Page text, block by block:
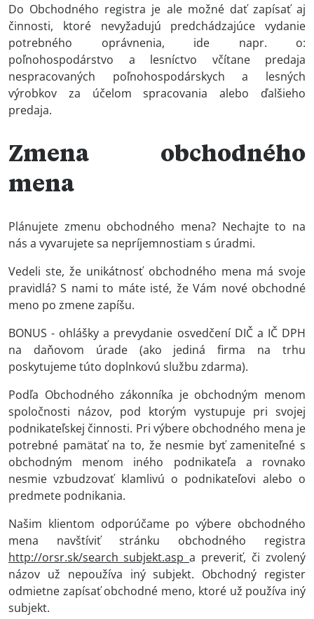
Do Obchodného registra je ale možné dať zapísať aj
činnosti, ktoré nevyžadujú predchádzajúce vydanie
potrebného oprávnenia, ide napr. o:
poľnohospodárstvo a lesníctvo včítane predaja
nespracovaných poľnohospodárskych a lesných
výrobkov za účelom spracovania alebo ďalšieho
predaja.
Zmena obchodného
mena
Plánujete zmenu obchodného mena? Nechajte to na
nás a vyvarujete sa nepríjemnostiam s úradmi.
Vedeli ste, že unikátnosť obchodného mena má svoje
pravidlá? S nami to máte isté, že Vám nové obchodné
meno po zmene zapíšu.
BONUS - ohlášky a prevydanie osvedčení DIČ a IČ DPH
na daňovom úrade (ako jediná firma na trhu
poskytujeme túto doplnkovú službu zdarma).
Podľa Obchodného zákonníka je obchodným menom
spoločnosti názov, pod ktorým vystupuje pri svojej
podnikateľskej činnosti. Pri výbere obchodného mena je
potrebné pamätať na to, že nesmie byť zameniteľné s
obchodným menom iného podnikateľa a rovnako
nesmie vzbudzovať klamlivú o podnikateľovi alebo o
predmete podnikania.
Našim klientom odporúčame po výbere obchodného
mena navštíviť stránku obchodného registra
http://orsr.sk/search_subjekt.asp a preveriť, či zvolený
názov už nepoužíva iný subjekt. Obchodný register
odmietne zapísať obchodné meno, ktoré už používa iný
subjekt.